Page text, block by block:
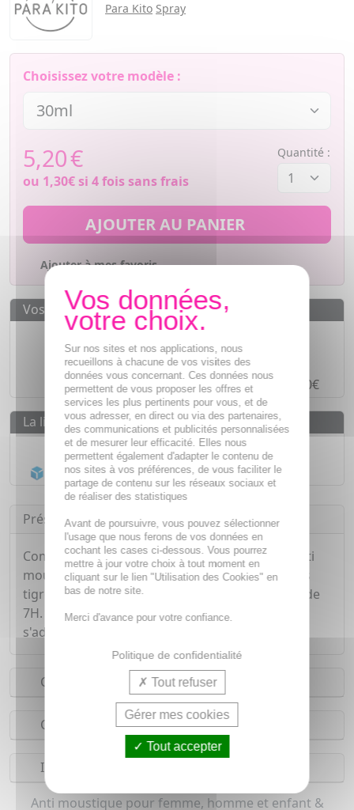
Para Kito Spray
Choisissez votre modèle :
5,20€
ou 1,30€si 4 fois sans frais
Quantité :
AJOUTER AU PANIER
Ajouter à mes favoris
Vos avantages
Des prixIMBATTABLES
Paiement en ligneSÉCURISÉ
Paiement en4 fois sans fraisà partir de 30€
La livraison
Livraison gratuite dès55€
Acheminement Chronoposten 24h*
Présentation
Composé d'actifs d'origine végétale, le spray anti
moustiques Parakito agit contre les moustiques
tigres et les tiques, avec une efficacité prouvée de
7H. Sa texture lactée est douce pour la peau et
s'adapte à toute la famille
Conseils d'utilisation
Composition
Indications
Anti moustique pour femme, homme et enfant &
Sur nos sites et nos applications, nous
recueillons à chacune de vos visites des
données vous concernant. Ces données nous
permettent de vous proposer les offres et
services les plus pertinents pour vous, et de
vous adresser, en direct ou via des partenaires,
des communications et publicités personnalisées
et de mesurer leur efficacité. Elles nous
permettent également d'adapter le contenu de
nos sites à vos préférences, de vous faciliter le
partage de contenu sur les réseaux sociaux et
de réaliser des statistiques
Avant de poursuivre, vous pouvez sélectionner
l'usage que nous ferons de vos données en
cochant les cases ci-dessous. Vous pourrez
mettre à jour votre choix à tout moment en
cliquant sur le lien "Utilisation des Cookies" en
bas de notre site.
Merci d'avance pour votre confiance.
Politique de confidentialité
Tout refuser
Gérer mes cookies
Tout accepter